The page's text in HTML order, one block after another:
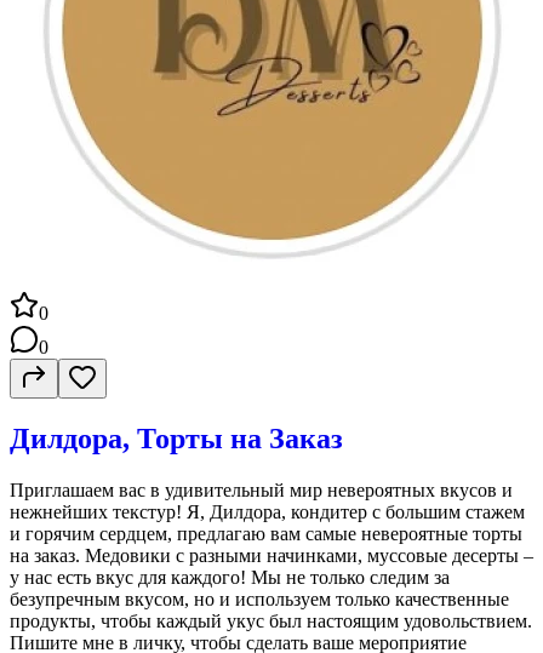
0
0
Дилдора, Торты на Заказ
Приглашаем вас в удивительный мир невероятных вкусов и
нежнейших текстур! Я, Дилдора, кондитер с большим стажем
и горячим сердцем, предлагаю вам самые невероятные торты
на заказ. Медовики с разными начинками, муссовые десерты –
у нас есть вкус для каждого! Мы не только следим за
безупречным вкусом, но и используем только качественные
продукты, чтобы каждый укус был настоящим удовольствием.
Пишите мне в личку, чтобы сделать ваше мероприятие